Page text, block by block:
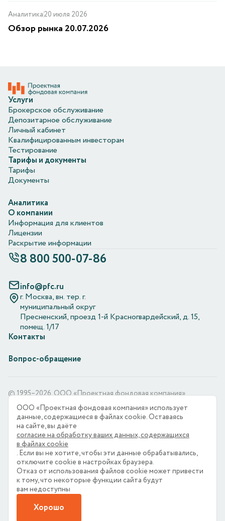
Аналитика20 июля 2026
Обзор рынка 20.07.2026
Услуги
Брокерское обслуживание
Депозитарное обслуживание
Личный кабинет
Квалифицированным инвесторам
Тестирование
Тарифы и документы
Тарифы
Документы
Аналитика
О компании
Информация для клиентов
Лицензии
Раскрытие информации
8 800 500-07-86
info@pfc.ru
г. Москва, вн. тер. г.
муниципальный округ
Пресненский, проезд 1-й Красногвардейский, д. 15,
помещ. 1/17
Контакты
Вопрос-обращение
© 1995–2026. ООО «Проектная фондовая компания»
ООО «Проектная фондовая компания» является оператором
по обработке персональных данных, информация
об обработке персональных данных и сведения о реализуемых
требованиях к защите персональных данных отражены в
Политике в отношении обработки персональных данных.
ООО «Проектная фондовая компания» использует
файлы «cookie» с целью персонализации сервисов
и повышения удобства пользования веб-сайтом.
Если вы не хотите, чтобы ваши пользовательские данные
обрабатывались, пожалуйста, ограничьте их использование
в своём браузере.
ООО «Проектная фондовая компания» использует
данные, содержащиеся в файлах cookie. Оставаясь
на сайте, вы даёте
согласие на обработку ваших данных, содержащихся
в файлах cookie
. Если вы не хотите, чтобы эти данные обрабатывались,
отключите cookie в настройках браузера.
Отказ от использования файлов cookie может привести
к тому, что некоторые функции cайта будут
вам недоступны
Хорошо